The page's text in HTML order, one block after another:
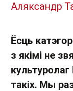
Аляксандр
Ёсць
з якімі не
такіх. Мы